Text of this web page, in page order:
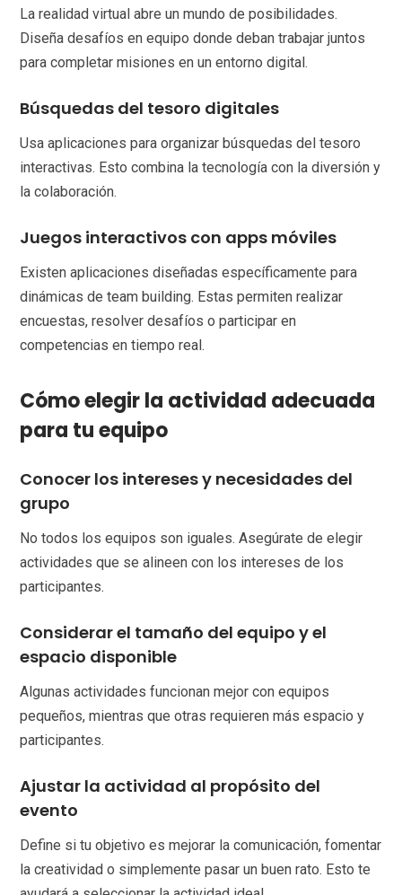
La realidad virtual abre un mundo de posibilidades.
Diseña desafíos en equipo donde deban trabajar juntos
para completar misiones en un entorno digital.
Búsquedas del tesoro digitales
Usa aplicaciones para organizar búsquedas del tesoro
interactivas. Esto combina la tecnología con la diversión y
la colaboración.
Juegos interactivos con apps móviles
Existen aplicaciones diseñadas específicamente para
dinámicas de team building. Estas permiten realizar
encuestas, resolver desafíos o participar en
competencias en tiempo real.
Cómo elegir la actividad adecuada
para tu equipo
Conocer los intereses y necesidades del
grupo
No todos los equipos son iguales. Asegúrate de elegir
actividades que se alineen con los intereses de los
participantes.
Considerar el tamaño del equipo y el
espacio disponible
Algunas actividades funcionan mejor con equipos
pequeños, mientras que otras requieren más espacio y
participantes.
Ajustar la actividad al propósito del
evento
Define si tu objetivo es mejorar la comunicación, fomentar
la creatividad o simplemente pasar un buen rato. Esto te